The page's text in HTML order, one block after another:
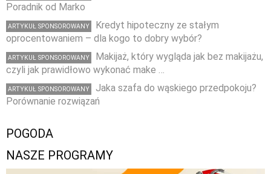
Poradnik od Marko
ARTYKUŁ SPONSOROWANY
Kredyt hipoteczny ze stałym
oprocentowaniem – dla kogo to dobry wybór?
ARTYKUŁ SPONSOROWANY
Makijaż, który wygląda jak bez makijażu,
czyli jak prawidłowo wykonać make …
ARTYKUŁ SPONSOROWANY
Jaka szafa do wąskiego przedpokoju?
Porównanie rozwiązań
POGODA
NASZE PROGRAMY